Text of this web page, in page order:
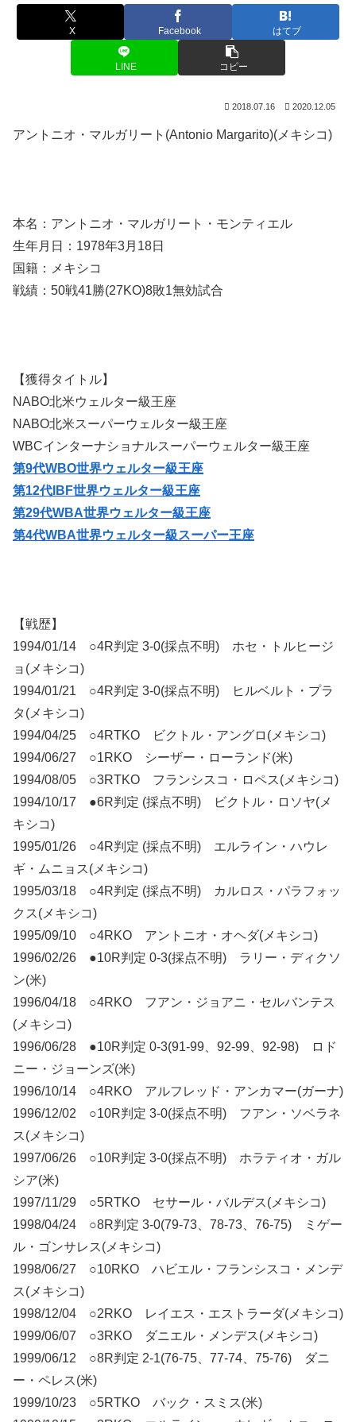
X Facebook はてブ
LINE コピー
2018.07.16 2020.12.05
アントニオ・マルガリート(Antonio Margarito)(メキシコ)
本名：アントニオ・マルガリート・モンティエル
生年月日：1978年3月18日
国籍：メキシコ
戦績：50戦41勝(27KO)8敗1無効試合
【獲得タイトル】
NABO北米ウェルター級王座
NABO北米スーパーウェルター級王座
WBCインターナショナルスーパーウェルター級王座
第9代WBO世界ウェルター級王座
第12代IBF世界ウェルター級王座
第29代WBA世界ウェルター級王座
第4代WBA世界ウェルター級スーパー王座
【戦歴】
1994/01/14 ○4R判定 3-0(採点不明) ホセ・トルヒージ
ョ(メキシコ)
1994/01/21 ○4R判定 3-0(採点不明) ヒルベルト・プラ
タ(メキシコ)
1994/04/25 ○4RTKO ビクトル・アングロ(メキシコ)
1994/06/27 ○1RKO シーザー・ローランド(米)
1994/08/05 ○3RTKO フランシスコ・ロペス(メキシコ)
1994/10/17 ●6R判定 (採点不明) ビクトル・ロソヤ(メ
キシコ)
1995/01/26 ○4R判定 (採点不明) エルライン・ハウレ
ギ・ムニョス(メキシコ)
1995/03/18 ○4R判定 (採点不明) カルロス・パラフォッ
クス(メキシコ)
1995/09/10 ○4RKO アントニオ・オヘダ(メキシコ)
1996/02/26 ●10R判定 0-3(採点不明) ラリー・ディクソ
ン(米)
1996/04/18 ○4RKO フアン・ジョアニ・セルバンテス
(メキシコ)
1996/06/28 ●10R判定 0-3(91-99、92-99、92-98) ロド
ニー・ジョーンズ(米)
1996/10/14 ○4RKO アルフレッド・アンカマー(ガーナ)
1996/12/02 ○10R判定 3-0(採点不明) フアン・ソベラネ
ス(メキシコ)
1997/06/26 ○10R判定 3-0(採点不明) ホラティオ・ガル
シア(米)
1997/11/29 ○5RTKO セサール・バルデス(メキシコ)
1998/04/24 ○8R判定 3-0(79-73、78-73、76-75) ミゲー
ル・ゴンサレス(メキシコ)
1998/06/27 ○10RKO ハビエル・フランシスコ・メンデ
ス(メキシコ)
1998/12/04 ○2RKO レイエス・エストラーダ(メキシコ)
1999/06/07 ○3RKO ダニエル・メンデス(メキシコ)
1999/06/12 ○8R判定 2-1(76-75、77-74、75-76) ダニ
ー・ペレス(米)
1999/10/23 ○5RTKO バック・スミス(米)